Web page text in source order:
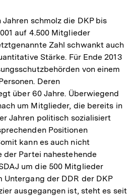
schmolz die DKP bis
auf 4.500 Mitglieder
Zahl schwankt auch
Stärke. Für Ende 2013
von einem
Deren
über 60 Jahre. Überwiegend
um Mitglieder, die bereits in
Jahren politisch sozialisiert
Positionen
kann es auch nicht
der Partei nahestehende
um die 500 Mitglieder
Untergang der DDR der DKP
ausgegangen ist, steht es seit